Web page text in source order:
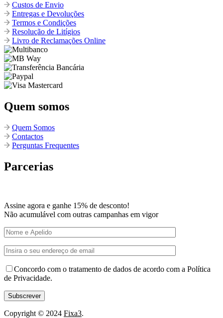
Custos de Envio
Entregas e Devoluções
Termos e Condições
Resolução de Litígios
Livro de Reclamações Online
Quem somos
Quem Somos
Contactos
Perguntas Frequentes
Parcerias
Assine agora e ganhe 15% de desconto!
Não acumulável com outras campanhas em vigor
Concordo com o tratamento de dados de acordo com a Política
de Privacidade.
Copyright © 2024 Fixa3.